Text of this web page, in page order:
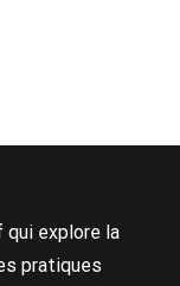
qui explore la
pratiques